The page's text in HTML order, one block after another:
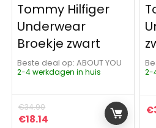
Tommy Hilfiger
Underwear
Broekje zwart
Beste deal op:
ABOUT YOU
2-4 werkdagen in huis
€34.90
Oorspronkelijke prijs was:
€18.14 Huidige prijs is: €18.14.
2-
€